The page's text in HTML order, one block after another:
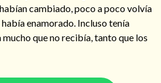
cambiado, poco a poco volvía
enamorado. Incluso tenía
que no recibía, tanto que los